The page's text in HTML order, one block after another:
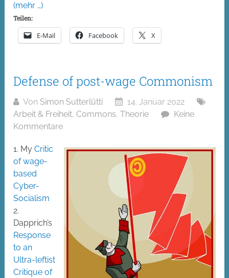
(mehr …)
Teilen:
E-Mail Facebook X
Defense of post-wage Commonism
Von Simon Sutterlütti
14. Januar 2022
Arbeit & Freiheit,Commons,Theorie
Keine
Kommentare
1. MyCritic
of wage-
based
Cyber-
Socialism
2.
Dapprich’s
Response
to an
Ultra-leftist
Critique of